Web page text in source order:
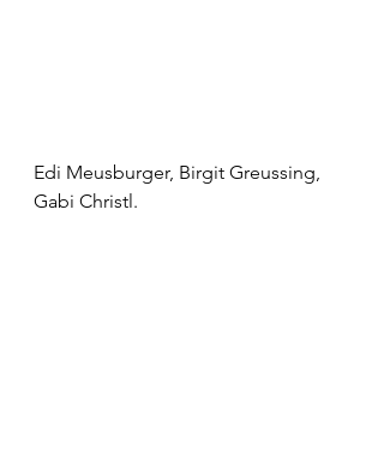
Edi Meusburger, Birgit Greussing,
Gabi Christl.